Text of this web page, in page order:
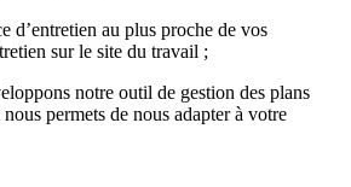
d’entretien au plus proche de vos
sur le site du travail ;
notre outil de gestion des plans
permets de nous adapter à votre